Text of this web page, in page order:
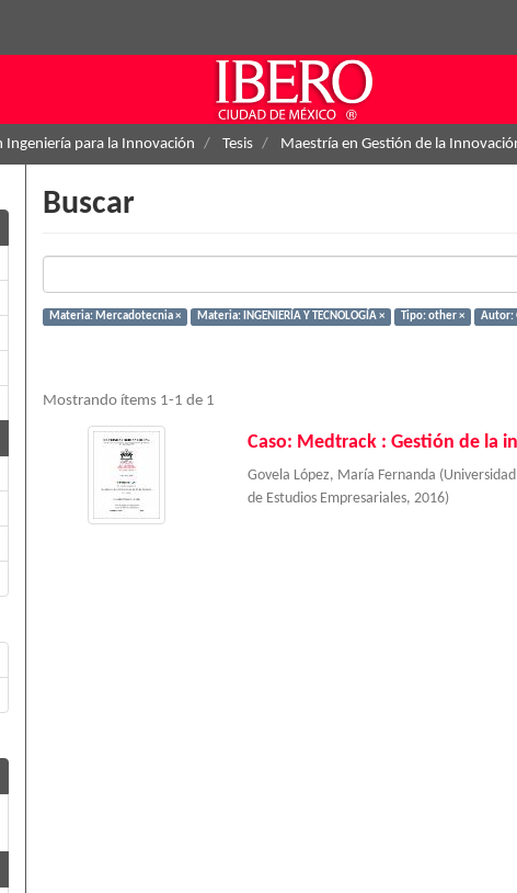
Ingeniería para la Innovación Tesis Maestría en Gestión de la
Buscar
Materia: Mercadotecnia × Materia: INGENIERÍA Y TECNOLOGÍA × Tipo: other × Autor:
Mostrando ítems 1-1 de 1
Caso: Medtrack : Gestión de la
Govela López, María Fernanda (
de Estudios Empresariales, 2016)